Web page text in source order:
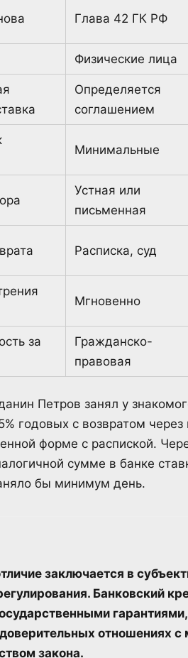
Глава 42 ГК РФ
Физические лица
Определяется
соглашением
Минимальные
Устная или
письменная
Расписка, суд
Мгновенно
за
Гражданско-
правовая
Петров занял у
годовых с возвратом
форме с распиской.
сумме в банке
бы минимум день.
заключается в
Банковский
отношениях
закона.